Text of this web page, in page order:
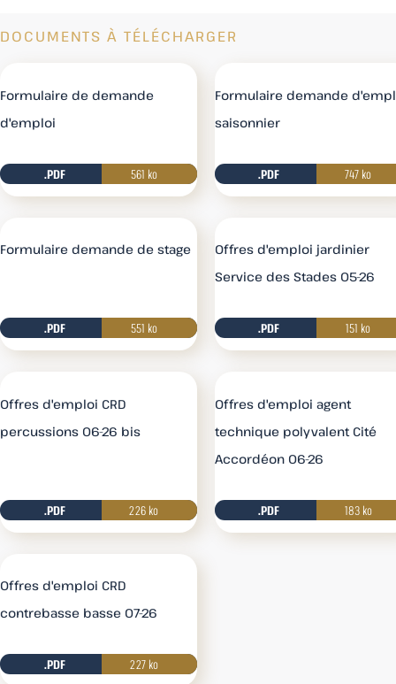
DOCUMENTS À TÉLÉCHARGER
Formulaire de demande
d'emploi
.PDF 561 ko Télécharger
Formulaire demande
saisonnier
.PDF 747 ko
Formulaire demande de stage
.PDF 551 ko Télécharger
Offres d'emploi jardinier
Service des Stades 05-26
.PDF 151 ko
Offres d'emploi CRD
percussions 06-26 bis
.PDF 226 ko Télécharger
Offres d'emploi agent
technique polyvalent Cité
Accordéon 06-26
.PDF 183 ko
Offres d'emploi CRD
contrebasse basse 07-26
.PDF 227 ko